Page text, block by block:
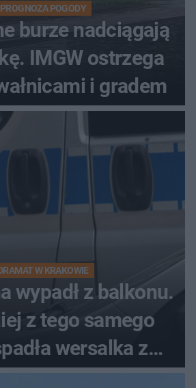
PROGNOZA POGODY
burze nadciągają
IMGW ostrzega
i gradem
W KRAKOWIE
wypadł z balkonu.
z tego samego
wersalka z
pościelą